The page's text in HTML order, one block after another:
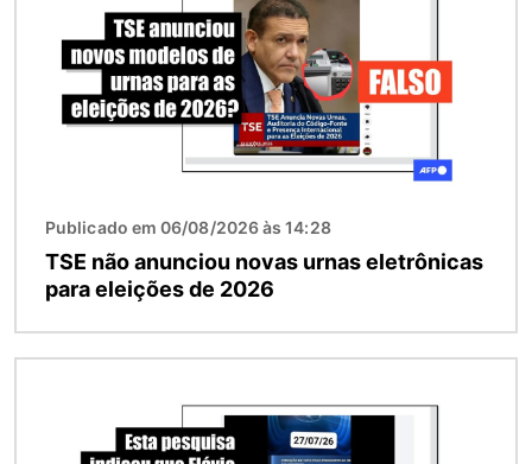
Publicado em 06/08/2026 às 14:28
TSE não anunciou novas urnas eletrônicas
para eleições de 2026